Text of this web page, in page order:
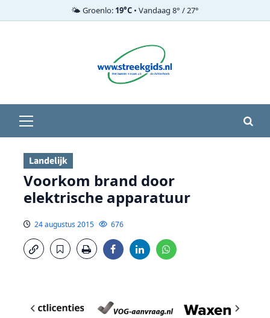
🌤️ Groenlo: 19°C • Vandaag 8° / 27°
menu
Landelijk
Voorkom brand door
elektrische apparatuur
24 augustus 2015 676